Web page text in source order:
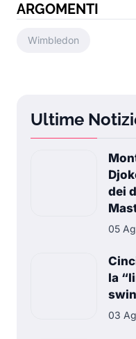
ARGOMENTI
Wimbledon
Ultime
dei
05
la
03